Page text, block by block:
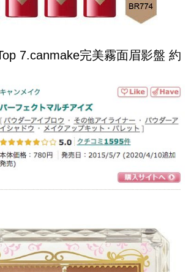
7.canmake完美霧面眉影盤 約